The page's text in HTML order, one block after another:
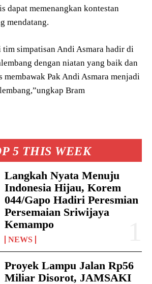
5 THIS WEEK
Langkah Nyata Menuju
Indonesia Hijau, Korem
044/Gapo Hadiri Peresmian
Persemaian Sriwijaya
Kemampo
NEWS
Proyek Lampu Jalan Rp56
Miliar Disorot, JAMSAKI
dapat memenangkan kontestan
mendatang.
simpatisan Andi Asmara hadir di
dengan niatan yang baik dan
membawak Pak Andi Asmara menjadi
Bram